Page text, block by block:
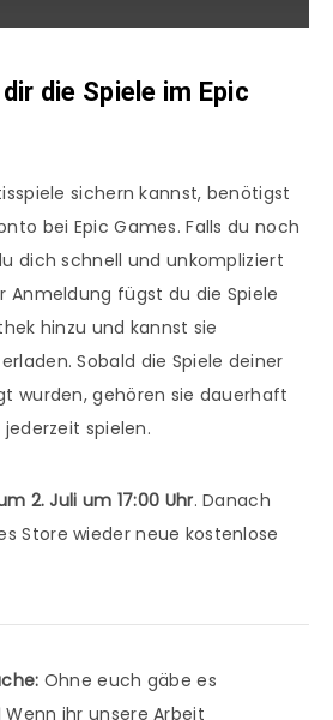
die Spiele im Epic
sichern kannst, benötigst
bei Epic Games. Falls du noch
dich schnell und unkompliziert
Anmeldung fügst du die Spiele
hinzu und kannst sie
Sobald die Spiele deiner
wurden, gehören sie dauerhaft
spielen.
2. Juli um 17:00 Uhr. Danach
Store wieder neue kostenlose
Ohne euch gäbe es
ihr unsere Arbeit